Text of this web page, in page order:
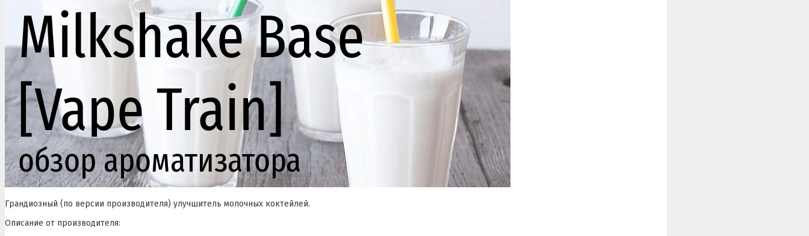
Грандиозный (по версии производителя) улучшитель молочных коктейлей.
Описание от производителя: